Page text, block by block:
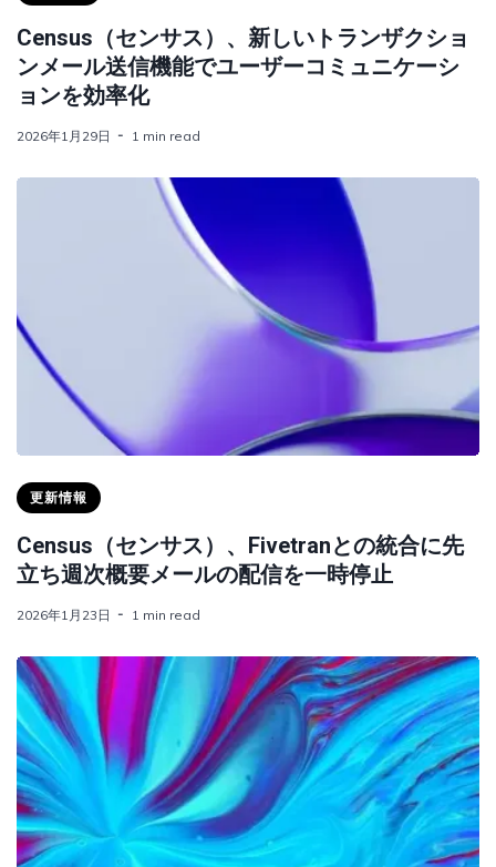
Census（センサス）、新しいトランザクショ
ンメール送信機能でユーザーコミュニケーシ
ョンを効率化
2026年1月29日 1 min read
更新情報
Census（センサス）、Fivetranとの統合に先
立ち週次概要メールの配信を一時停止
2026年1月23日 1 min read